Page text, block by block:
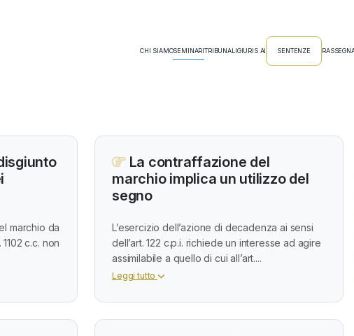
CHI SIAMOSEMINARITRIBUNALIGIURIS AI SENTENZE
marchio da
c.c. non
La contraffazione del
marchio implica un utilizzo del
segno
L’esercizio dell’azione di decadenza ai sensi
dell’art. 122 c.p.i. richiede un interesse ad agire
assimilabile a quello di cui all’art....
Leggi tutto